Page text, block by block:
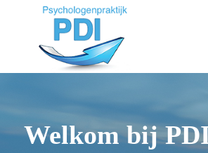
Welkom bij